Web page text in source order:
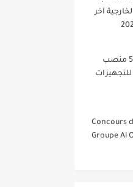
آخر
مباراة توظيف 52 منصب
للتجهيزات
Concours
Groupe Al